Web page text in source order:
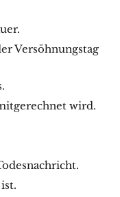
Versöhnungstag
wird.